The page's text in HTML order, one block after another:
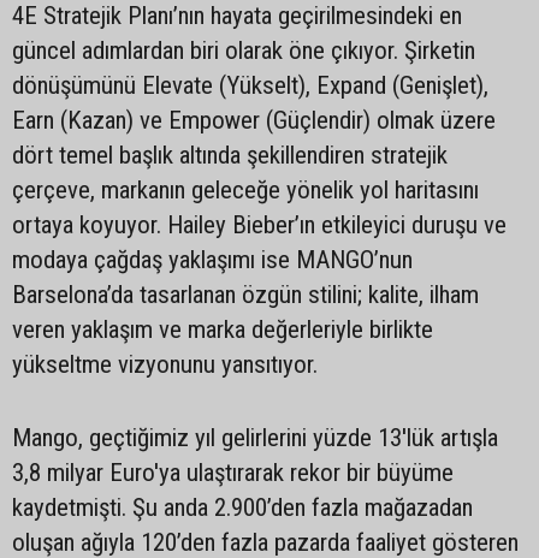
4E Stratejik Planı’nın hayata geçirilmesindeki en
güncel adımlardan biri olarak öne çıkıyor. Şirketin
dönüşümünü Elevate (Yükselt), Expand (Genişlet),
Earn (Kazan) ve Empower (Güçlendir) olmak üzere
dört temel başlık altında şekillendiren stratejik
çerçeve, markanın geleceğe yönelik yol haritasını
ortaya koyuyor. Hailey Bieber’ın etkileyici duruşu ve
modaya çağdaş yaklaşımı ise MANGO’nun
Barselona’da tasarlanan özgün stilini; kalite, ilham
veren yaklaşım ve marka değerleriyle birlikte
yükseltme vizyonunu yansıtıyor.
Mango, geçtiğimiz yıl gelirlerini yüzde 13'lük artışla
3,8 milyar Euro'ya ulaştırarak rekor bir büyüme
kaydetmişti. Şu anda 2.900’den fazla mağazadan
oluşan ağıyla 120’den fazla pazarda faaliyet gösteren